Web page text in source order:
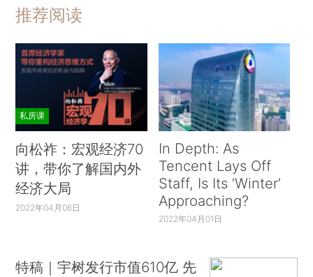
推荐阅读
私房课
向松祚：宏观经济70
讲，带你了解国内外
经济大局
2022年04月06日
In Depth: As
Tencent Lays Off
Staff, Is Its ‘Winter’
Approaching?
2022年04月01日
特稿｜宇树发行市值610亿 先